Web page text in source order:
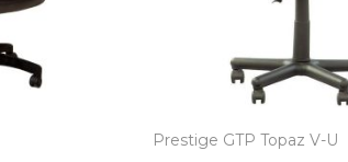
Prestige GTP Topaz V-U